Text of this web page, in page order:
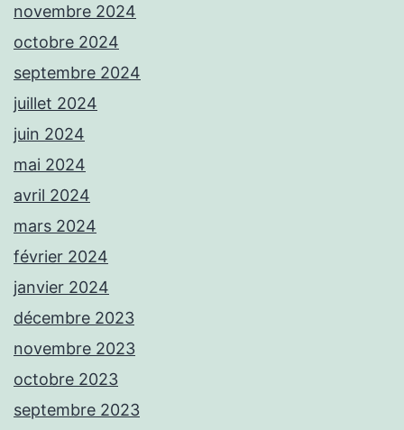
novembre 2024
octobre 2024
septembre 2024
juillet 2024
juin 2024
mai 2024
avril 2024
mars 2024
février 2024
janvier 2024
décembre 2023
novembre 2023
octobre 2023
septembre 2023